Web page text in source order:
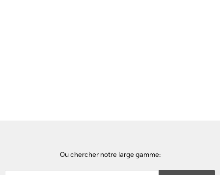
Ou chercher notre large gamme: